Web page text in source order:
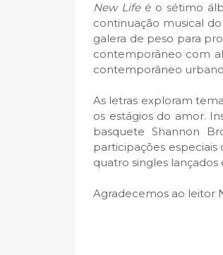
New Lifeé o sétimo
continuação musical
galera de peso para
contemporâneo com
contemporâneo
As letras exploram
os estágios do amor.
basquete Shannon
participações especiais
quatro singles lançados
Agradecemos ao leitor